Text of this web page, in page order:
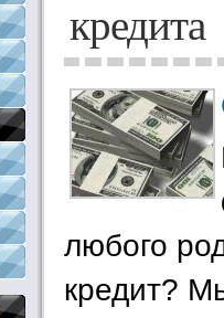
кредита
любого
кредит?